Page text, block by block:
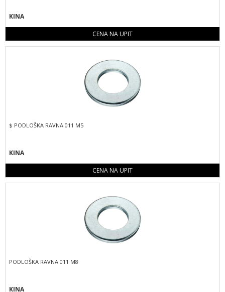
KINA
CENA NA UPIT
$ PODLOŠKA RAVNA 011 M5
KINA
CENA NA UPIT
PODLOŠKA RAVNA 011 M8
KINA